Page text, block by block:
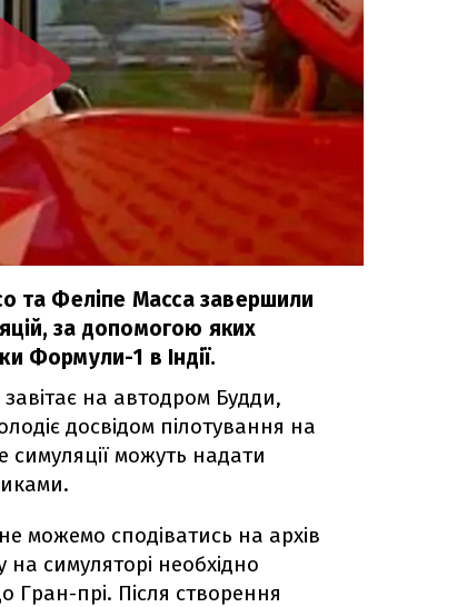
та Феліпе Масса завершили
за допомогою яких
Формули-1 в Індії.
на автодром Будди,
досвідом пілотування на
симуляції можуть надати
можемо сподіватись на архів
на симуляторі необхідно
Гран-прі. Після створення